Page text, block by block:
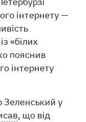
інтернету —
«білих
пояснив
інтернету
Зеленський у
, що від